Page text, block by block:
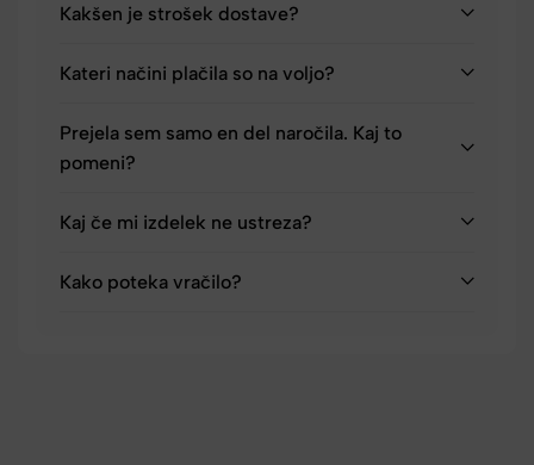
Kakšen je strošek dostave?
Kateri načini plačila so na voljo?
Prejela sem samo en del naročila. Kaj to
pomeni?
Kaj če mi izdelek ne ustreza?
Kako poteka vračilo?